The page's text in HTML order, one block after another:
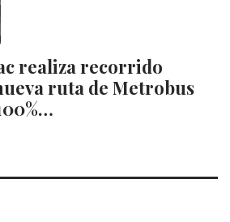
realiza recorrido
ruta de Metrobus